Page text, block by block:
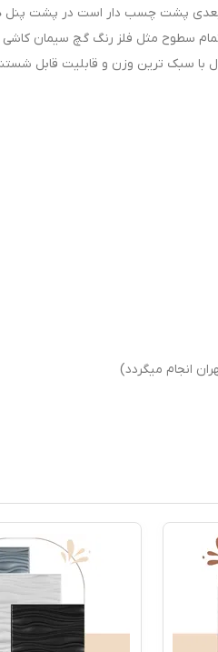
سه بعدی پشت چسب دار است در پشت
سطوح مثل فلز رنگ گچ سیمان
محصول با سبک ترین وزن و قابلیت قابل
انجام میگردد)